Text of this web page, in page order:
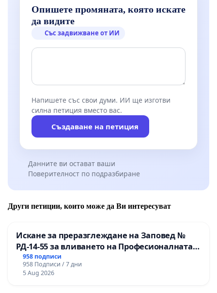
Опишете промяната, която искате
да видите
Със задвижване от ИИ
Напишете със свои думи. ИИ ще изготви
силна петиция вместо вас.
Създаване на петиция
Данните ви остават ваши
Поверителност по подразбиране
Други петиции, които може да Ви интересуват
Искане за преразглеждане на Заповед №
РД-14-55 за вливането на Професионалната
гимназия по промишлени технологии в
Професионалната гимназия по икономика и
мениджмънт – гр. Пазарджик
958 подписи
958 Подписи / 7 дни
5 Aug 2026